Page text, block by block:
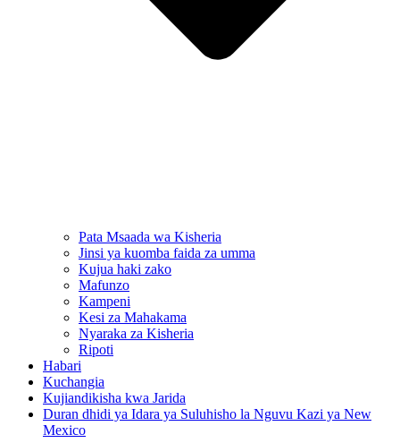
Pata Msaada wa Kisheria
Jinsi ya kuomba faida za umma
Kujua haki zako
Mafunzo
Kampeni
Kesi za Mahakama
Nyaraka za Kisheria
Ripoti
Habari
Kuchangia
Kujiandikisha kwa Jarida
Duran dhidi ya Idara ya Suluhisho la Nguvu Kazi ya New
Mexico